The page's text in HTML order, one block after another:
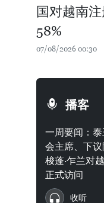
国对越南
58%
07/08/2026 00:30
播客
一周要闻：
会主席、下
梭蓬·乍兰对
正式访问
收听